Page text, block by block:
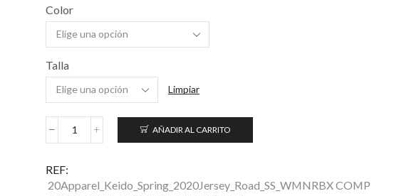
75,00 €
Color
Talla
Limpiar
RBX
SS
AÑADIR AL CARRITO
REF:
20Apparel_Keido_Spring_2020Jersey_Road_SS_WMNRBX COMP